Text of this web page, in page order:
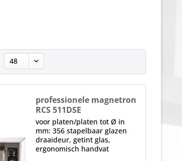
professionele magnetron
RCS 511DSE
voor platen/platen tot Ø in
mm: 356 stapelbaar glazen
draaideur, getint glas,
ergonomisch handvat